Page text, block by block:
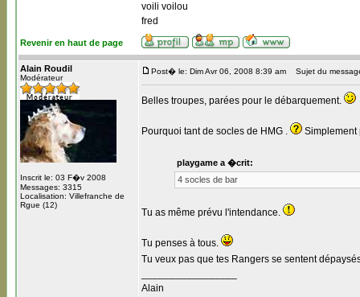
voili voilou
fred
Revenir en haut de page
Alain Roudil
Modérateur
Inscrit le: 03 F�v 2008
Messages: 3315
Localisation: Villefranche de
Rgue (12)
Post� le: Dim Avr 06, 2008 8:39 am Sujet du
Belles troupes, parées pour le débarquement.
Pourquoi tant de socles de HMG . Simplement
playgame a �crit:
4 socles de bar
Tu as même prévu l'intendance.
Tu penses à tous.
Tu veux pas que tes Rangers se sentent
Alain